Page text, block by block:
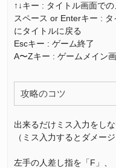
↑↓キー : タイトル画面で
スペース or Enterキー :
にタイトルに戻る
Escキー : ゲーム終了
A〜Zキー : ゲームメイン
攻略のコツ
出来るだけミス入力をし
（ミス入力するとダメー
左手の人差し指を「F」、